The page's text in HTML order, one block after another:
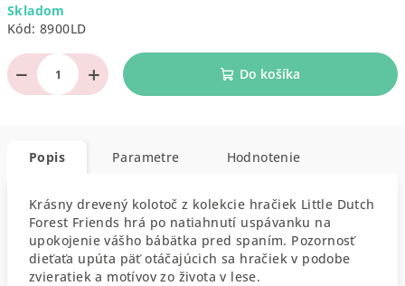
cena:
Skladom
Kód: 8900LD
+
− Do košíka
Popis Parametre Hodnotenie
Krásny drevený kolotoč z kolekcie hračiek Little Dutch
Forest Friends hrá po natiahnutí uspávanku na
upokojenie vášho bábätka pred spaním. Pozornosť
dieťaťa upúta päť otáčajúcich sa hračiek v podobe
zvieratiek a motívov zo života v lese.